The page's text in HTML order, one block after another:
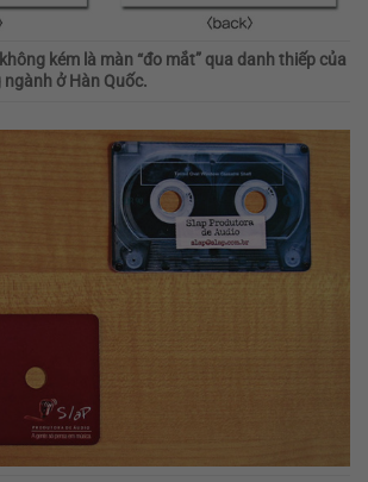
kém là màn “đo mắt” qua danh thiếp của
ở Hàn Quốc.